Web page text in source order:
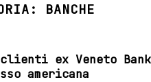
BANCHE
ex Veneto
americana